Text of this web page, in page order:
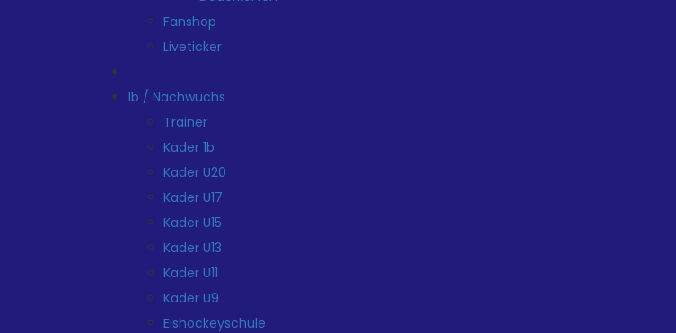
Fanshop
Liveticker
1b / Nachwuchs
Trainer
Kader 1b
Kader U20
Kader U17
Kader U15
Kader U13
Kader U11
Kader U9
Eishockeyschule